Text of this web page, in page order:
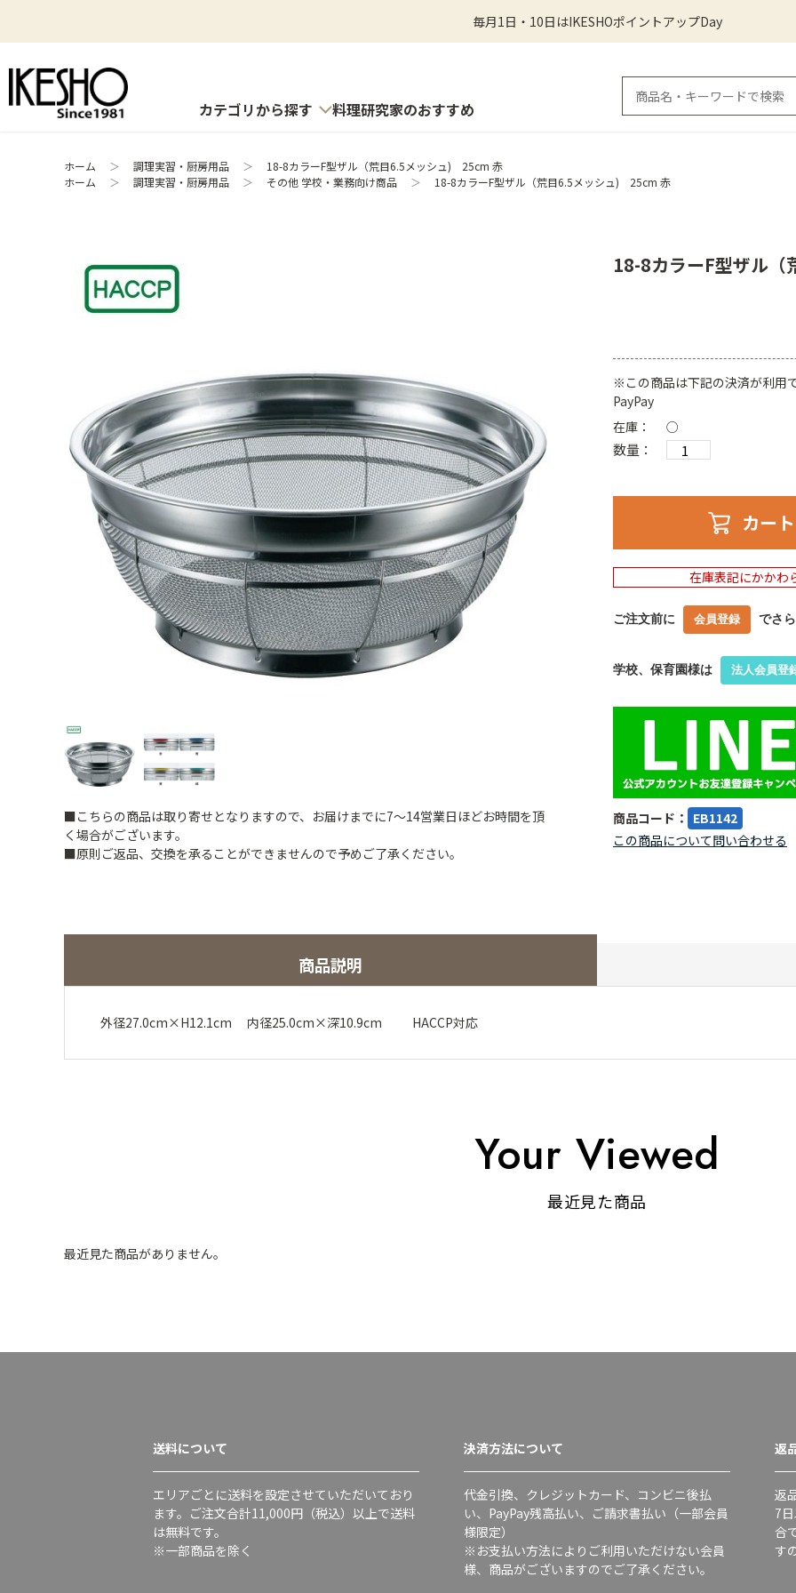
毎月1日・10日はIKESHOポイントアップDay
カテゴリから探す 料理研究家のおすすめ
ホーム ＞ 調理実習・厨房用品 ＞
18-8カラーF型ザル（荒目6.5メッシュ) 25cm 赤
ホーム
＞ 調理実習・厨房用品 ＞ その他 学校・業務向け商品 ＞ 18-8カラーF型ザル（荒目6.5メッシュ) 25cm 赤
■こちらの商品は取り寄せとなりますので、お届けまでに7～14営業日ほどお時間を頂
く場合がございます。
■原則ご返品、交換を承ることができませんので予めご了承ください。
18-8カラーF型ザル
※この商品は下記の決済が利用
PayPay
在庫：
○
数量：
カー
在庫表記にかかわ
ご注文前に 会員登録 でさ
学校、保育園様は 法人会員登
商品コード： EB1142
この商品について問い合わせる
商品説明
外径27.0cm×H12.1cm 内径25.0cm×深10.9cm HACCP対応
Your Viewed
最近見た商品
最近見た商品がありません。
送料について
エリアごとに送料を設定させていただいており
ます。ご注文合計11,000円（税込）以上で送料
は無料です。
※一部商品を除く
決済方法について
代金引換、クレジットカード、コンビニ後払
い、PayPay残高払い、ご請求書払い（一部会員
様限定）
※お支払い方法によりご利用いただけない会員
様、商品がございますのでご了承ください。
返
返
7
合
す